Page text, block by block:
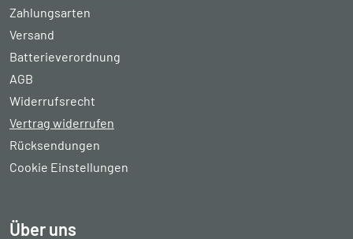
Zahlungsarten
Versand
Batterieverordnung
AGB
Widerrufsrecht
Vertrag widerrufen
Rücksendungen
Cookie Einstellungen
Über uns